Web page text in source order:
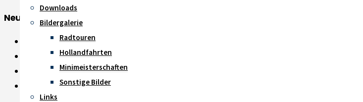
Downloads
Bildergalerie
Radtouren
Hollandfahrten
Minimeisterschaften
Sonstige Bilder
Links
Neue Beiträge
Saisonheft 2026 ist online
Saisoneröffnungsradtour 2026
Zweit- und Drittligisten setzen ein Zeichen
Neuzugänge und Rückkehrer